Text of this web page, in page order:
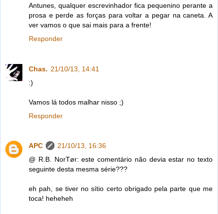
Antunes, qualquer escrevinhador fica pequenino perante a
prosa e perde as forças para voltar a pegar na caneta. A
ver vamos o que sai mais para a frente!
Responder
Chas. 21/10/13, 14:41
:)
Vamos lá todos malhar nisso ;)
Responder
APC
21/10/13, 16:36
@ R.B. NorTør: este comentário não devia estar no texto
seguinte desta mesma série???
eh pah, se tiver no sítio certo obrigado pela parte que me
toca! heheheh